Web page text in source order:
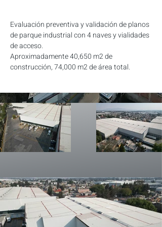
Evaluación preventiva y validación de planos
de parque industrial con 4 naves y vialidades
de acceso.
Aproximadamente 40,650 m2 de
construcción, 74,000 m2 de área total.